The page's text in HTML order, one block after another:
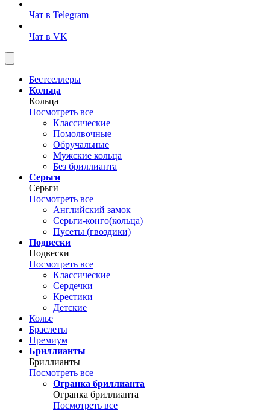
Чат в Telegram
Чат в VK
Бестселлеры
Кольца
Кольца
Посмотреть все
Классические
Помолвочные
Обручальные
Мужские кольца
Без бриллианта
Серьги
Серьги
Посмотреть все
Английский замок
Серьги-конго(кольца)
Пусеты (гвоздики)
Подвески
Подвески
Посмотреть все
Классические
Сердечки
Крестики
Детские
Колье
Браслеты
Премиум
Бриллианты
Бриллианты
Посмотреть все
Огранка бриллианта
Огранка бриллианта
Посмотреть все